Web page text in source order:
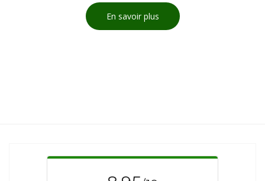
En savoir plus